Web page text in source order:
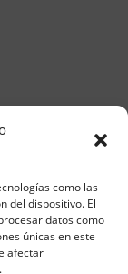
como las
del dispositivo. El
datos como
únicas en este
afectar